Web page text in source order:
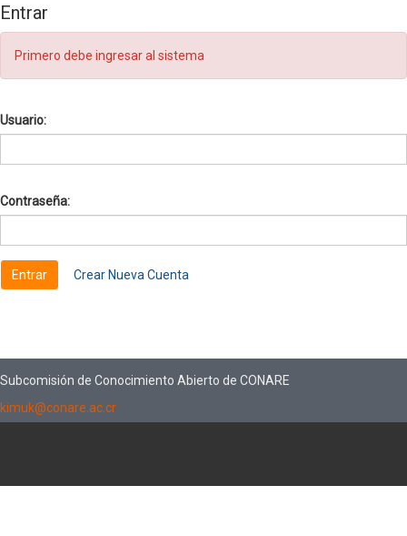
Entrar
Primero debe ingresar al sistema
Usuario:
Contraseña:
Crear Nueva Cuenta
Subcomisión de Conocimiento Abierto de CONARE
kimuk@conare.ac.cr